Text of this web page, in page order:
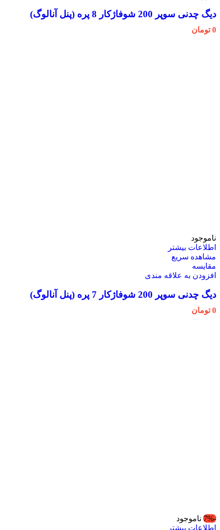
دیگ چدنی سوپر 200 شوفاژکار 8 پره (پنل آنالوگ)
0 تومان
ناموجود
اطلاعات بیشتر
مشاهده سریع
مقایسه
افزودن به علاقه مندی
دیگ چدنی سوپر 200 شوفاژکار 7 پره (پنل آنالوگ)
0 تومان
-7%
ناموجود
اطلاعات بیشتر